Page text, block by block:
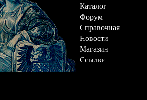
Каталог
Форум
Справочная
Новости
Магазин
Ссылки